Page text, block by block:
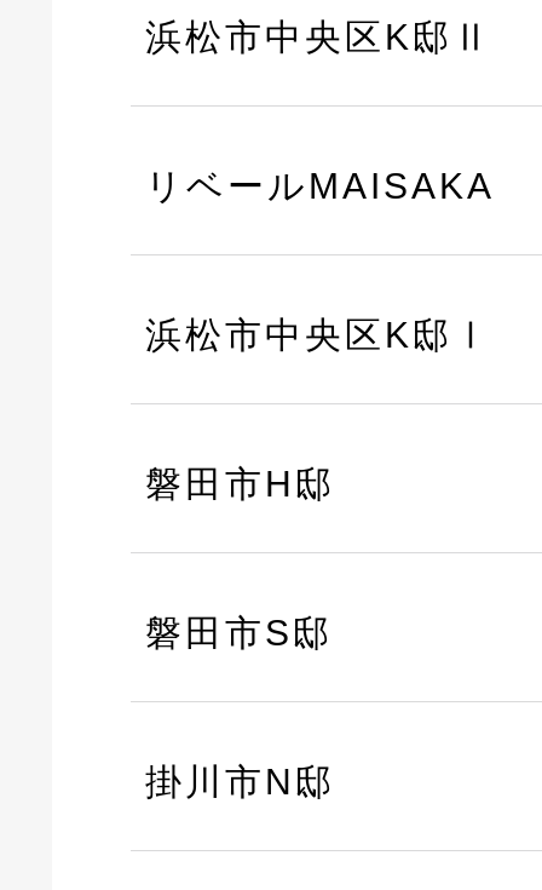
浜松市中央区K邸Ⅱ
リベールMAISAKA
浜松市中央区K邸Ⅰ
磐田市H邸
磐田市S邸
掛川市N邸